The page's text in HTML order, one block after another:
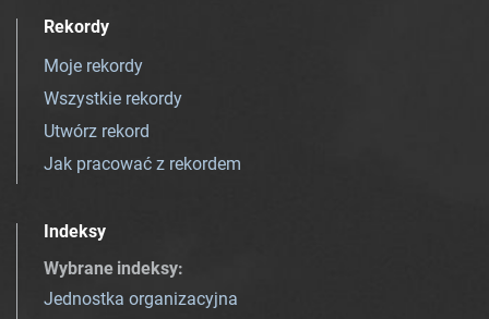
Rekordy
Moje rekordy
Wszystkie rekordy
Utwórz rekord
Jak pracować z rekordem
Indeksy
Wybrane indeksy:
Jednostka organizacyjna